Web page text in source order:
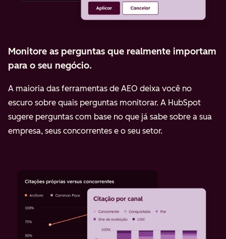
Monitore as perguntas que realmente importam
para o seu negócio.
A maioria das ferramentas de AEO deixa você no
escuro sobre quais perguntas monitorar. A HubSpot
sugere perguntas com base no que já sabe sobre a sua
empresa, seus concorrentes e o seu setor.